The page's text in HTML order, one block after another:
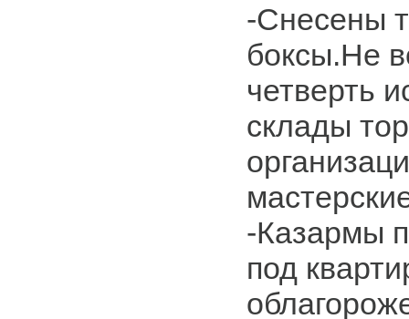
-Снесены
боксы.Не
четверть
склады
-Казармы
под